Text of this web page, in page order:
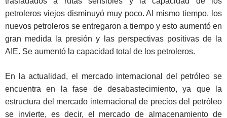
petroleros viejos disminuyó muy poco. Al mismo tiempo, los
nuevos petroleros se entregaron a tiempo y esto aumentó en
gran medida la presión y las perspectivas positivas de la
AIE. Se aumentó la capacidad total de los petroleros.
En la actualidad, el mercado internacional del petróleo se
encuentra en la fase de desabastecimiento, ya que la
estructura del mercado internacional de precios del petróleo
se invierte, es decir, el mercado de almacenamiento de